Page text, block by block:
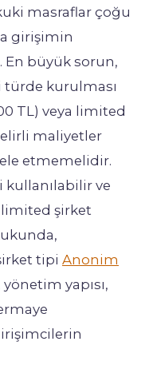
masraflar çoğu
girişimin
En büyük sorun,
kurulması
TL) veya limited
maliyetler
etmemelidir.
kullanılabilir ve
limited şirket
tipi Anonim
yapısı,